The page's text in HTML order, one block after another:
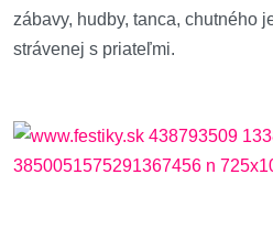
zábavy, hudby, tanca, chutného
strávenej s priateľmi.